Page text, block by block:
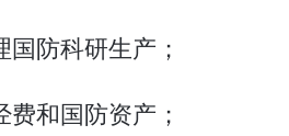
国防科研生产；
费和国防资产；